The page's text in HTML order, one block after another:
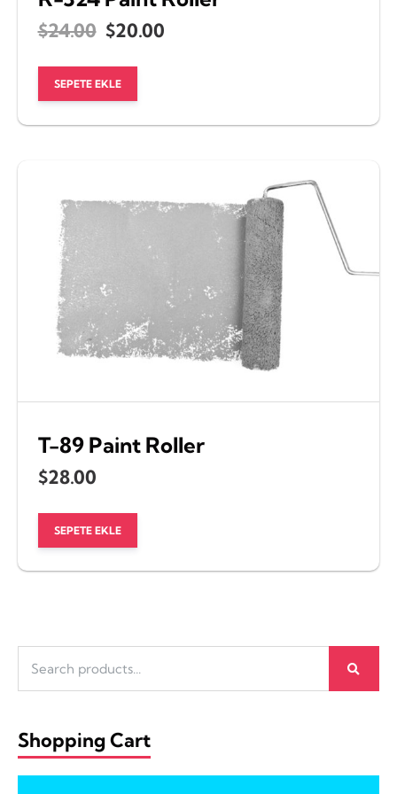
$24.00 Orijinal
fiyat:
$24.00.
$20.00Şu
$20.00.
SEPETE EKLE
T-89 Paint Roller
$28.00
SEPETE EKLE
Shopping Cart